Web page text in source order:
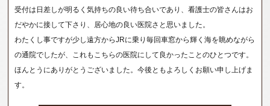
受付は日差しが明るく気持ちの良い待ち合いであり、看護士の皆さんはお
だやかに接して下さり、居心地の良い医院さと思いました。
わたくし事ですが少し遠方からJRに乗り毎回車窓から輝く海を眺めながら
の通院でしたが、これもこちらの医院にして良かったことのひとつです。
ほんとうにありがとうございました。今後ともよろしくお願い申し上げま
す。